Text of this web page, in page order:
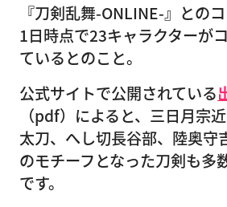
『刀剣乱舞-ONLINE-』との
1日時点で23キャラクターが
ているとのこと。
公式サイトで公開されている
（pdf）によると、三日月宗
太刀、へし切長谷部、陸奥守
のモチーフとなった刀剣も多
です。